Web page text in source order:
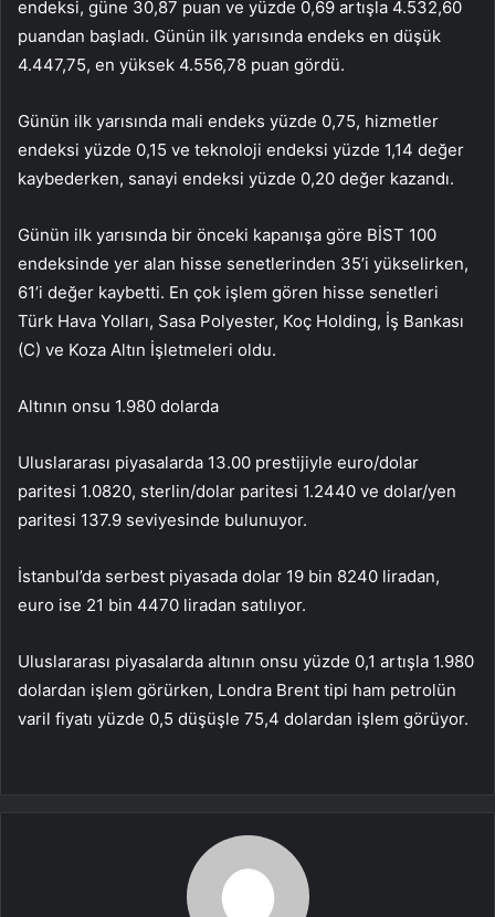
endeksi, güne 30,87 puan ve yüzde 0,69 artışla 4.532,60
puandan başladı. Günün ilk yarısında endeks en düşük
4.447,75, en yüksek 4.556,78 puan gördü.
Günün ilk yarısında mali endeks yüzde 0,75, hizmetler
endeksi yüzde 0,15 ve teknoloji endeksi yüzde 1,14 değer
kaybederken, sanayi endeksi yüzde 0,20 değer kazandı.
Günün ilk yarısında bir önceki kapanışa göre BİST 100
endeksinde yer alan hisse senetlerinden 35’i yükselirken,
61’i değer kaybetti. En çok işlem gören hisse senetleri
Türk Hava Yolları, Sasa Polyester, Koç Holding, İş Bankası
(C) ve Koza Altın İşletmeleri oldu.
Altının onsu 1.980 dolarda
Uluslararası piyasalarda 13.00 prestijiyle euro/dolar
paritesi 1.0820, sterlin/dolar paritesi 1.2440 ve dolar/yen
paritesi 137.9 seviyesinde bulunuyor.
İstanbul’da serbest piyasada dolar 19 bin 8240 liradan,
euro ise 21 bin 4470 liradan satılıyor.
Uluslararası piyasalarda altının onsu yüzde 0,1 artışla 1.980
dolardan işlem görürken, Londra Brent tipi ham petrolün
varil fiyatı yüzde 0,5 düşüşle 75,4 dolardan işlem görüyor.